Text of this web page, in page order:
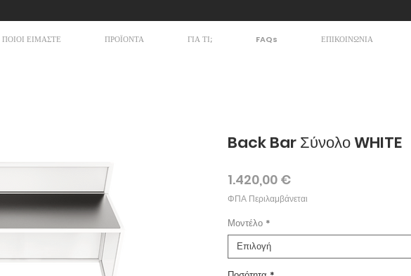
ΠΟΙΟΙ ΕΙΜΑΣΤΕ ΠΡΟΪΟΝΤΑ ΓΙΑ ΤΙ; FAQs ΕΠΙΚΟΙΝΩΝΙΑ
Back Bar Σύνολο WHITE
1.420,00 €Τιμή
ΦΠΑ Περιλαμβάνεται
Μοντέλο *
Επιλογή